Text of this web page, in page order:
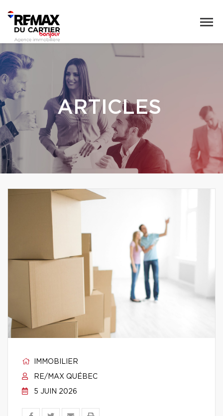
ARTICLES
IMMOBILIER
RE/MAX QUÉBEC
5 JUIN 2026